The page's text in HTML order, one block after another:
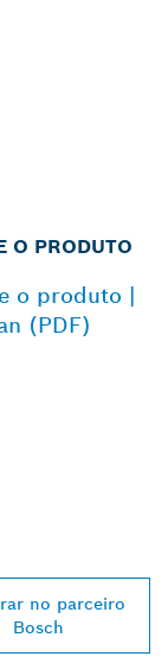
O PRODUTO
o produto |
(PDF)
no parceiro
Bosch